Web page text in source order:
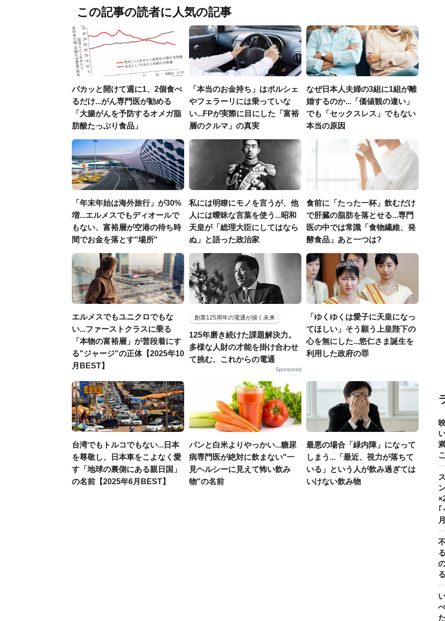
この記事の読者に人気の記事
パカッと開けて週に1、2個食べ
るだけ...がん専門医が勧める
「大腸がんを予防するオメガ脂
肪酸たっぷり食品」
「本当のお金持ち」はポルシェ
やフェラーリには乗っていな
い...FPが実際に目にした「富裕
層のクルマ」の真実
なぜ日本人夫婦の3組に1組が離
婚するのか...「価値観の違い」
でも「セックスレス」でもない
本当の原因
「年末年始は海外旅行」が30%
増...エルメスでもディオールで
もない、富裕層が空港の待ち時
間でお金を落とす"場所"
私には明瞭にモノを言うが、他
人には曖昧な言葉を使う...昭和
天皇が「総理大臣にしてはなら
ぬ」と語った政治家
食前に「たった一杯」飲むだけ
で肝臓の脂肪を落とせる...専門
医の中では常識「食物繊維、発
酵食品」あと一つは?
エルメスでもユニクロでもな
い...ファーストクラスに乗る
「本物の富裕層」が普段着にす
る"ジャージ"の正体【2025年10
月BEST】
創業125周年の電通が描く未来
125年磨き続けた課題解決力。
多様な人財の才能を掛け合わせ
て挑む、これからの電通
Sponsored
「ゆくゆくは愛子に天皇になっ
てほしい」そう願う上皇陛下の
心を無にした...悠仁さま誕生を
利用した政府の罪
台湾でもトルコでもない...日本
を尊敬し、日本車をこよなく愛
す「地球の裏側にある親日国」
の名前【2025年6月BEST】
パンと白米よりやっかい...糖尿
病専門医が絶対に飲まない"一
見ヘルシーに見えて怖い飲み
物"の名前
最悪の場合「緑内障」になって
しまう...「最近、視力が落ちて
いる」という人が飲み過ぎては
いけない飲み物
｢